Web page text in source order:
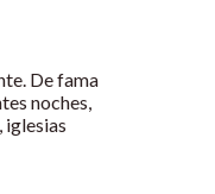
De fama
noches,
iglesias